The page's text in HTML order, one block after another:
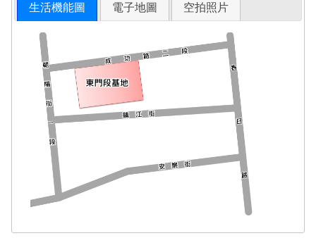
生活機能圖 電子地圖 空拍照片